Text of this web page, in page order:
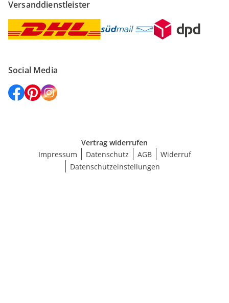
Versanddienstleister
Social Media
Vertrag widerrufen
Impressum
Datenschutz AGB
Widerruf
Datenschutzeinstellungen